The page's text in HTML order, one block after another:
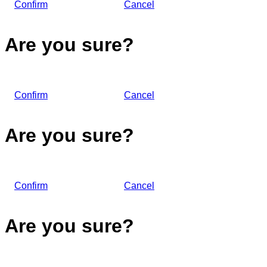
Confirm Cancel
Are you sure?
Confirm Cancel
Are you sure?
Confirm Cancel
Are you sure?